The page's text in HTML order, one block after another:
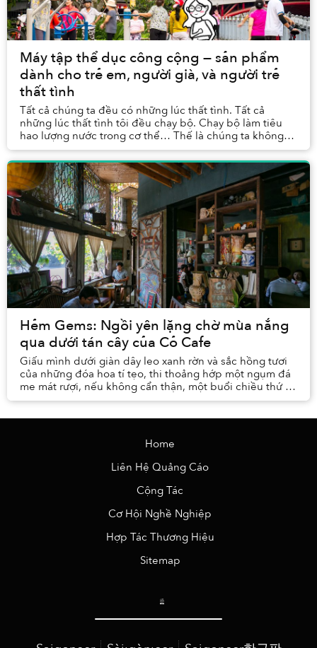
Máy tập thể dục công cộng — sản phẩm
dành cho trẻ em, người già, và người trẻ
thất tình
Tất cả chúng ta đều có những lúc thất tình. Tất cả
những lúc thất tình tôi đều chạy bộ. Chạy bộ làm tiêu
hao lượng nước trong cơ thể… Thế là chúng ta không
còn nước mắt để khóc nữa.
Hẻm Gems: Ngồi yên lặng chờ mùa nắng
qua dưới tán cây của Cỏ Cafe
Giấu mình dưới giàn dây leo xanh rờn và sắc hồng tươi
của những đóa hoa tí tẹo, thi thoảng hớp một ngụm đá
me mát rượi, nếu không cẩn thận, một buổi chiều thứ 7
có thể trôi tuột qua mà ta không biết.
Home
Liên Hệ Quảng Cáo
Cộng Tác
Cơ Hội Nghề Nghiệp
Hợp Tác Thương Hiệu
Sitemap